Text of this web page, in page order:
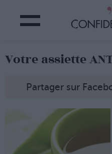
Votre assiette
Partager sur